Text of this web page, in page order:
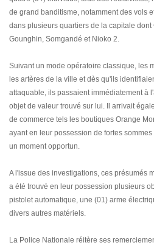
de grand banditisme, notamment des vols
dans plusieurs quartiers de la capitale dont
Gounghin, Somgandé et Nioko 2.
Suivant un mode opératoire classique, les
les artères de la ville et dès qu'ils
attaquable, ils passaient immédiatement à
objet de valeur trouvé sur lui. Il arrivait
de commerce tels les boutiques Orange
ayant en leur possession de fortes
un moment opportun.
A l'issue des investigations, ces présumés
a été trouvé en leur possession plusieurs
pistolet automatique, une (01) arme
divers autres matériels.
La Police Nationale réitère ses